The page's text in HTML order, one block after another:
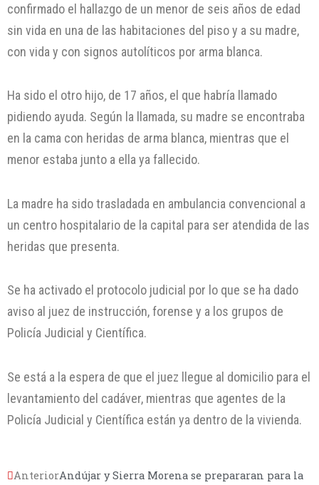
confirmado el hallazgo de un menor de seis años de edad
sin vida en una de las habitaciones del piso y a su madre,
con vida y con signos autolíticos por arma blanca.
Ha sido el otro hijo, de 17 años, el que habría llamado
pidiendo ayuda. Según la llamada, su madre se encontraba
en la cama con heridas de arma blanca, mientras que el
menor estaba junto a ella ya fallecido.
La madre ha sido trasladada en ambulancia convencional a
un centro hospitalario de la capital para ser atendida de las
heridas que presenta.
Se ha activado el protocolo judicial por lo que se ha dado
aviso al juez de instrucción, forense y a los grupos de
Policía Judicial y Científica.
Se está a la espera de que el juez llegue al domicilio para el
levantamiento del cadáver, mientras que agentes de la
Policía Judicial y Científica están ya dentro de la vivienda.
AnteriorAndújar y Sierra Morena se prepararan para la